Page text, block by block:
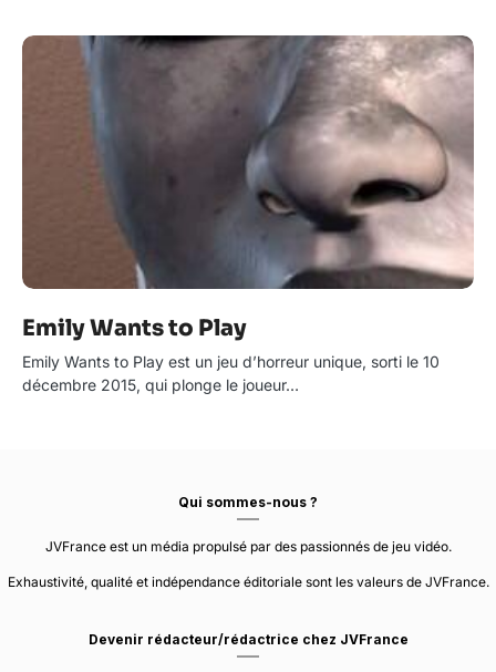
Emily Wants to Play
Emily Wants to Play est un jeu d’horreur unique, sorti le 10
décembre 2015, qui plonge le joueur…
Qui sommes-nous ?
JVFrance est un média propulsé par des passionnés de jeu vidéo.
Exhaustivité, qualité et indépendance éditoriale sont les valeurs de JVFrance.
Devenir rédacteur/rédactrice chez JVFrance